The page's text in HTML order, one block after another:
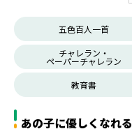
五色百人一首
チャレラン・
ペーパーチャレラン
教育書
あの子に優しくなれる